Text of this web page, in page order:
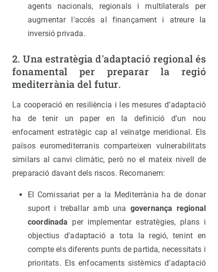
agents nacionals, regionals i multilaterals per
augmentar l'accés al finançament i atreure la
inversió privada.
2. Una estratègia d'adaptació regional és
fonamental per preparar la regió
mediterrània del futur.
La cooperació en resiliència i les mesures d’adaptació
ha de tenir un paper en la definició d'un nou
enfocament estratègic cap al veïnatge meridional. Els
països euromediterranis comparteixen vulnerabilitats
similars al canvi climàtic, però no el mateix nivell de
preparació davant dels riscos. Recomanem:
El Comissariat per a la Mediterrània ha de donar
suport i treballar amb una governança regional
coordinada per implementar estratègies, plans i
objectius d'adaptació a tota la regió, tenint en
compte els diferents punts de partida, necessitats i
prioritats. Els enfocaments sistèmics d’adaptació